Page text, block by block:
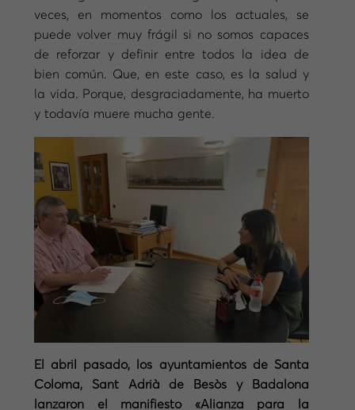
veces, en momentos como los actuales, se
puede volver muy frágil si no somos capaces
de reforzar y definir entre todos la idea de
bien común. Que, en este caso, es la salud y
la vida. Porque, desgraciadamente, ha muerto
y todavía muere mucha gente.
El abril pasado, los ayuntamientos de Santa
Coloma, Sant Adrià de Besòs y Badalona
lanzaron el manifiesto «Alianza para la